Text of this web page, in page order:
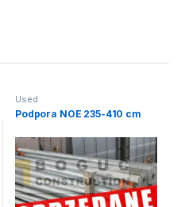
Used
Podpora NOE 235-410 cm